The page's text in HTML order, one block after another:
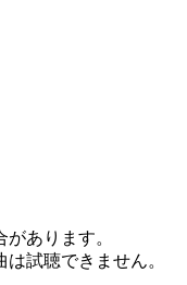
あります。
試聴できません。